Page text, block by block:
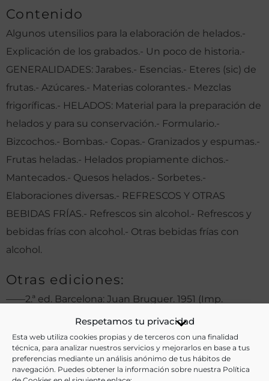
Respetamos tu privacidad
Esta web utiliza cookies propias y de terceros con una finalidad
técnica, para analizar nuestros servicios y mejorarlos en base a tus
preferencias mediante un análisis anónimo de tus hábitos de
navegación. Puedes obtener la información sobre nuestra Política
Contenido
Algunos utensilios para la elaboración de helados.-
Explicación de los grabados.- Un poco de historia.-
GENERALIDADES: Jarabes.- Esencias.- Eteres (sic) de
frutas.- Azúcares.- Materias colorantes.- Mezclas
frigoríficas.- HELADOS: Material para la preparación de
helados y para su conservación.- Formulario.-
Bizcochos.- Bombas.- Copas.- Granizados y espumas.-
Frutas heladas.- Helados propiamente dichos.-
Mantecados.- Quesos helados.- Sorbetes.-
Elaboraciones diversas.- REFRESCOS Y OTRAS
BEBIDAS FRÍAS.- Refrescos sin alcohol.- Refrescos y
bebidas frías con alcohol.- Otras bebidas frías con
alcohol.
Otras ediciones:
——2.ª ed. Barcelona: Juan Bruguer. 1951 (Imp.
Moderna). 192 p.
——3.ª ed. Barcelona: Juan Bruguer. 1959 (Imp.
Moderna). 192 p., 2 h. de lám.